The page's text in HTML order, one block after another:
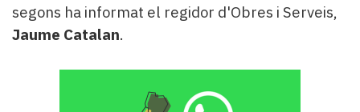
segons ha informat el regidor d'Obres i Serveis,
Jaume Catalan.